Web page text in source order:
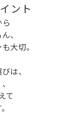
ント
、
大切。
は、
て